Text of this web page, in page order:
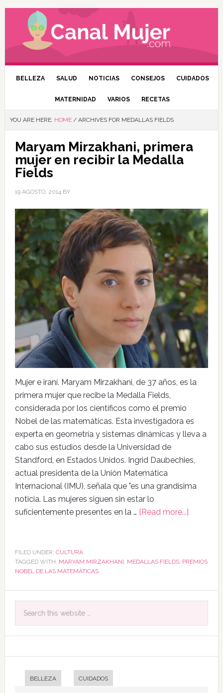
BELLEZA SALUD NOTICIAS CONSEJOS CUIDADOS
MATERNIDAD VARIOS RECETAS
YOU ARE HERE: HOME /ARCHIVES FOR MEDALLAS FIELDS
Maryam Mirzakhani, primera
mujer en recibir la Medalla
Fields
19 AGOSTO, 2014BY
Mujer e iraní. Maryam Mirzakhani, de 37 años, es la
primera mujer que recibe la Medalla Fields,
considerada por los científicos como el premio
Nobel de las matemáticas. Esta investigadora es
experta en geometría y sistemas dinámicas y lleva a
cabo sus estudios desde la Universidad de
Standford, en Estados Unidos. Ingrid Daubechies,
actual presidenta de la Unión Matemática
Internacional (IMU), señala que "es una grandísima
noticia. Las mujeres siguen sin estar lo
suficientemente presentes en la … [Read more...]
FILED UNDER: CULTURA
TAGGED WITH: MARYAM MIRZAKHANI MEDALLAS FIELDS, PREMIOS
NOBEL DE LAS MATEMÁTICAS
BELLEZA CUIDADOS